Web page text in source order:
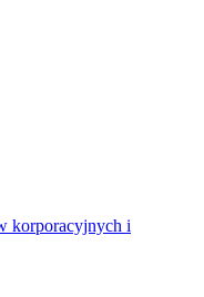
korporacyjnych i